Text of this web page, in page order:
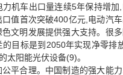
机车出口量连续5年保持增加
值首次突破400亿元,电动汽
文明发展提供强大支持。很
目标是到2050年实现净零排
太阳能光伏设备(9)。
平合理。中国制造的强大能